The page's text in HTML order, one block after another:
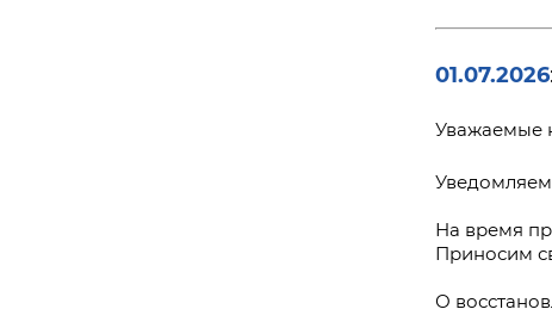
01.07.2026:
Уважаемые
На время
Приносим
О